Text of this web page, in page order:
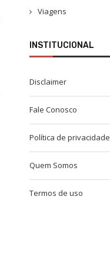
Viagens
INSTITUCIONAL
Disclaimer
Fale Conosco
Política de privacidade
Quem Somos
Termos de uso